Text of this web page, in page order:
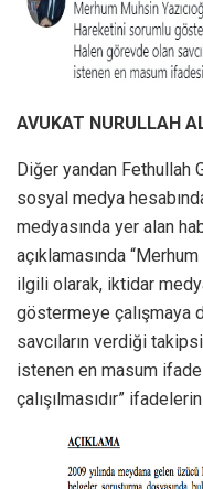
AVUKAT NURULLAH
Diğer yandan Fethullah
sosyal medya
medyasında yer alan
açıklamasında
ilgili olarak, iktidar
göstermeye çalışmaya
savcıların verdiği
istenen en masum
çalışılmasıdır”